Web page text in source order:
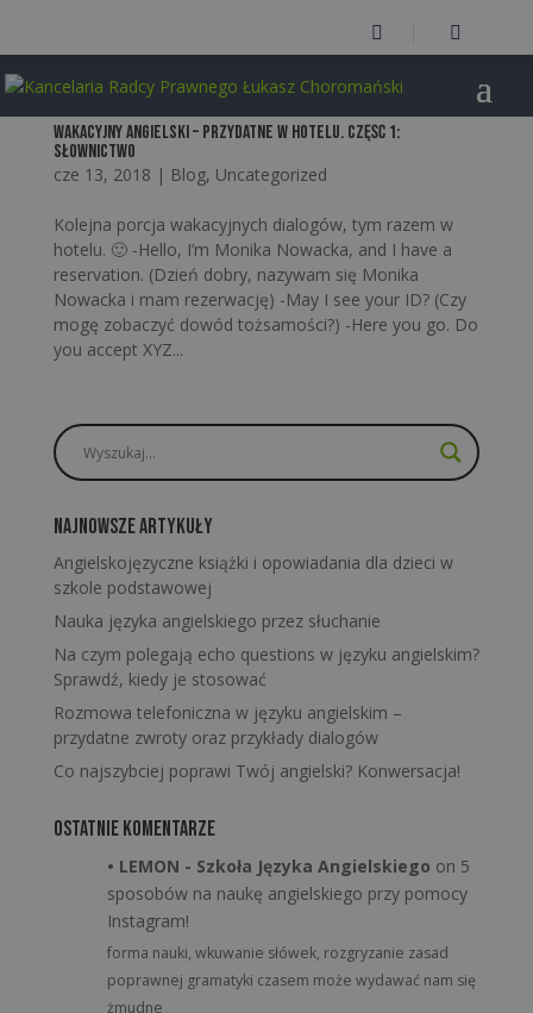
 
Wakacyjny Angielski – przydatne w Hotelu. Część 1:
słownictwo
cze 13, 2018 | Blog, Uncategorized
Kolejna porcja wakacyjnych dialogów, tym razem w
hotelu. 🙂 -Hello, I’m Monika Nowacka, and I have a
reservation. (Dzień dobry, nazywam się Monika
Nowacka i mam rezerwację) -May I see your ID? (Czy
mogę zobaczyć dowód tożsamości?) -Here you go. Do
you accept XYZ...
Najnowsze artykuły
Angielskojęzyczne książki i opowiadania dla dzieci w
szkole podstawowej
Nauka języka angielskiego przez słuchanie
Na czym polegają echo questions w języku angielskim?
Sprawdź, kiedy je stosować
Rozmowa telefoniczna w języku angielskim –
przydatne zwroty oraz przykłady dialogów
Co najszybciej poprawi Twój angielski? Konwersacja!
Ostatnie komentarze
• LEMON - Szkoła Języka Angielskiego on 5
sposobów na naukę angielskiego przy pomocy
Instagram!
forma nauki, wkuwanie słówek, rozgryzanie zasad
poprawnej gramatyki czasem może wydawać nam się
żmudne